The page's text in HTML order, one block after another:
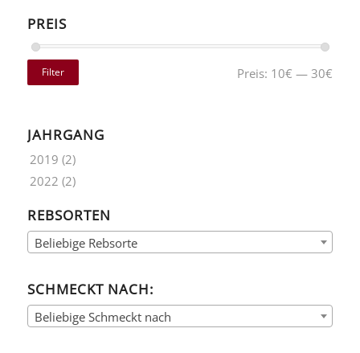
PREIS
Filter Preis: 10€ —30€
JAHRGANG
2019 (2)
2022 (2)
REBSORTEN
Beliebige Rebsorte
SCHMECKT NACH:
Beliebige Schmeckt nach